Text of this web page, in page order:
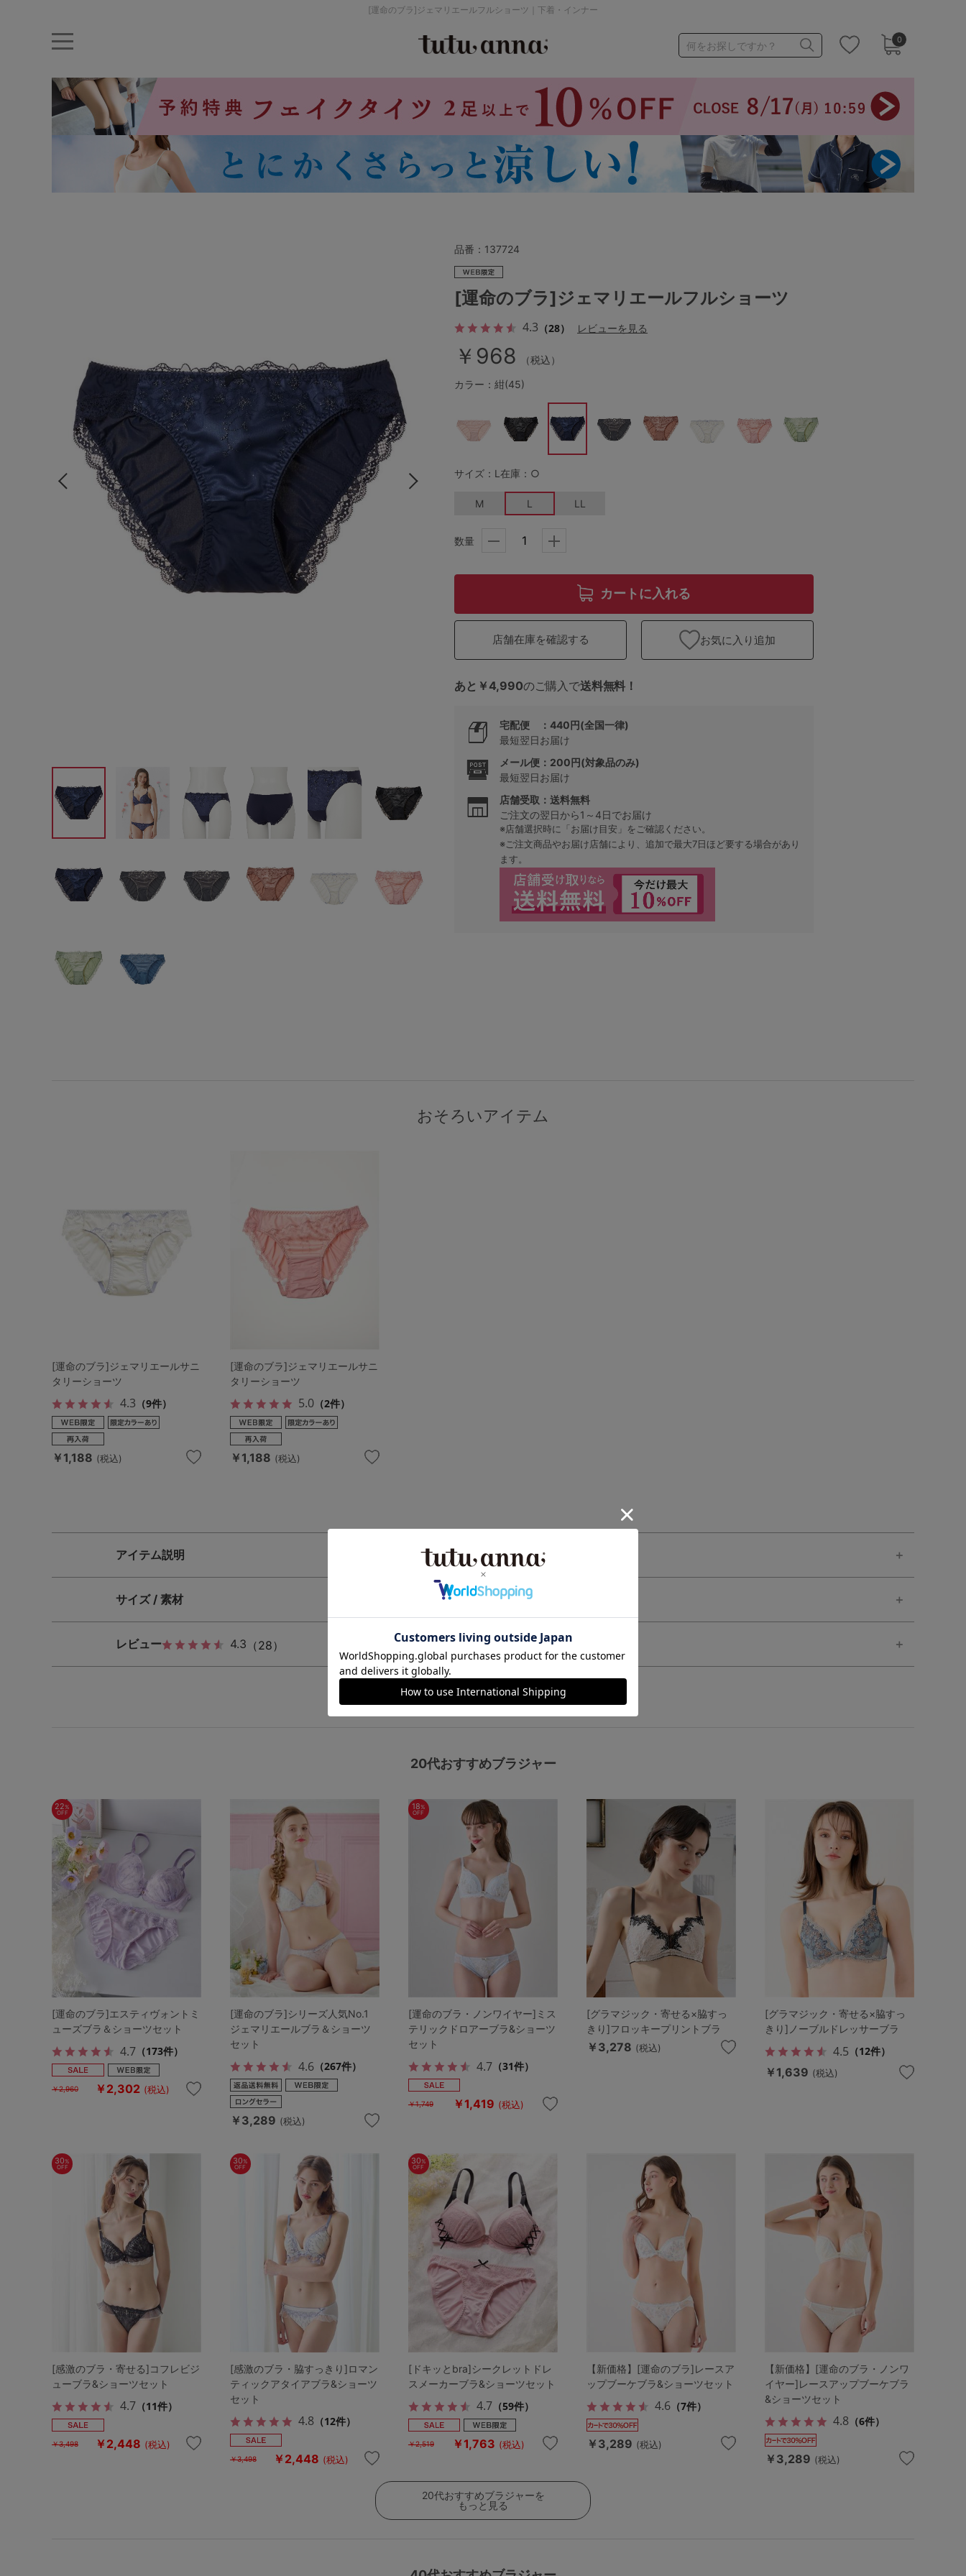
[運命のブラ]ジェマリエールフルショーツ｜下着・インナー
0
何をお探しですか？
ナイトブラ ノンワイヤー 特盛ブラ チューブトップ 折り畳み パジャマ
ストッキング
ルームウェア アームカバー
カテゴリから探す
ライフスタイル
メンズ
キッズ
マタニティ
ギフトラッピング
D65 D70 D75 D85
E75
F65
G65 G70
SS S
価格帯から探す
～999円 1,000～1,999円
2,000～2,999円 3,000～3,999円
お気に入り
ランキング
高評価レビューアイテム
WEB限定アイテム
特集ページ
品番： 137724
[運命のブラ]ジェマリエールフルショーツ
4.3 （28） レビューを見る
￥968
（税込）
カラー：紺(45)
サイズ：L在庫：○
M L LL
数量
カートに入れる
店舗在庫を確認する お気に入り追加
あと￥4,990のご購入で送料無料！
宅配便 ：440円(全国一律)
最短翌日お届け
メール便：200円(対象品のみ)
最短翌日お届け
店舗受取：送料無料
ご注文の翌日から1～4日でお届け
※店舗選択時に「お届け目安」をご確認ください。
※ご注文商品やお届け店舗により、追加で最大7日ほど要する場合があり
ます。
おそろいアイテム
[運命のブラ]ジェマリエールサニ
タリーショーツ
4.3 （9件）
￥1,188 (税込)
[運命のブラ]ジェマリエールサニ
タリーショーツ
5.0（2件）
￥1,188 (税込)
アイテム説明
サイズ / 素材
レビュー 4.3 （28）
この商品と一緒に見られている商品
20代おすすめブラジャー
22%
OFF
[運命のブラ]エスティヴォントミ
ューズブラ＆ショーツセット
4.7 （173件）
￥2,960 ￥2,302 (税込)
[運命のブラ]シリーズ人気No.1
ジェマリエールブラ＆ショーツ
セット
4.6（267件）
￥3,289 (税込)
18%
OFF
[運命のブラ・ノンワイヤー]ミス
テリックドロアーブラ&ショーツ
セット
4.7（31件）
￥1,749 ￥1,419 (税込)
[グラマジック・寄せる×脇すっ
きり]フロッキープリントブラ
￥3,278 (税込)
[グラマジック・寄せる×脇すっ
きり]ノーブルドレッサーブラ
4.5 （12件）
￥1,639 (税込)
30%
OFF
[感激のブラ・寄せる]コフレビジ
ューブラ&ショーツセット
4.7 （11件）
￥3,498 ￥2,448 (税込)
30%
OFF
[感激のブラ・脇すっきり]ロマン
ティックアタイアブラ&ショーツ
セット
4.8（12件）
￥3,498 ￥2,448 (税込)
30%
OFF
[ドキッとbra]シークレットドレ
スメーカーブラ&ショーツセット
4.7（59件）
￥2,519 ￥1,763 (税込)
【新価格】[運命のブラ]レースア
ップブーケブラ&ショーツセット
4.6（7件）
￥3,289 (税込)
【新価格】[運命のブラ・ノンワ
イヤー]レースアップブーケブラ
&ショーツセット
4.8（6件）
￥3,289 (税込)
20代おすすめブラジャーを
もっと見る